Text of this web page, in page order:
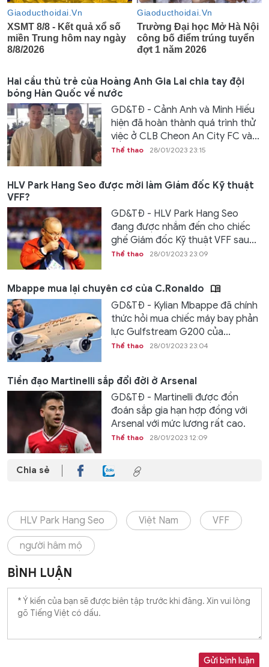
Hai cầu thủ trẻ của Hoàng Anh Gia Lai chia tay đội
bóng Hàn Quốc về nước
GD&TĐ - Cảnh Anh và Minh Hiếu
hiện đã hoàn thành quá trình thử
việc ở CLB Cheon An City FC và...
Thể thao 28/01/2023 23:15
HLV Park Hang Seo được mời làm Giám đốc Kỹ thuật
VFF?
GD&TĐ - HLV Park Hang Seo
đang được nhắm đến cho chiếc
ghế Giám đốc Kỹ thuật VFF sau...
Thể thao 28/01/2023 23:09
Mbappe mua lại chuyên cơ của C.Ronaldo
GD&TĐ - Kylian Mbappe đã chính
thức hỏi mua chiếc máy bay phản
lực Gulfstream G200 của...
Thể thao 28/01/2023 23:04
Tiền đạo Martinelli sắp đổi đời ở Arsenal
GD&TĐ - Martinelli được đồn
đoán sắp gia hạn hợp đồng với
Arsenal với mức lương rất cao.
Thể thao 28/01/2023 12:09
Chia sẻ
HLV Park Hang Seo Việt Nam VFF
người hâm mộ
BÌNH LUẬN
Gửi bình luận